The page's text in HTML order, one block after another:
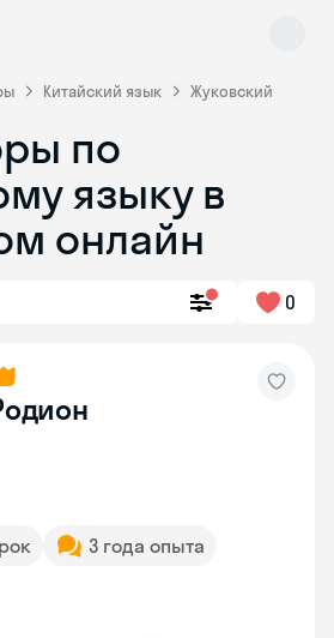
Китайский язык Жуковский
по
языку в
онлайн
0
3 года опыта